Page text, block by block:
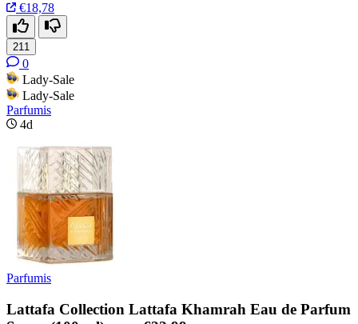
€18,78
211
0
Lady-Sale
Lady-Sale
Parfumis
4d
Parfumis
Lattafa Collection Lattafa Khamrah Eau de Parfum